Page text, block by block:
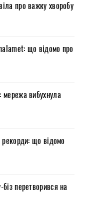
про важку хворобу
що відомо про
мережа вибухнула
що відомо
перетворився на